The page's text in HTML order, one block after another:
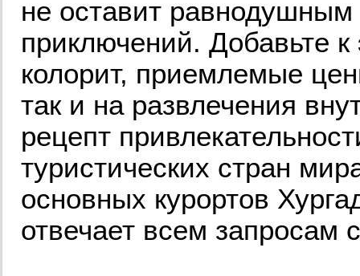
не оставит равнодушным
приключений. Добавьте к
колорит, приемлемые
так и на развлечения
рецепт
туристических стран
основных курортов
отвечает всем запросам